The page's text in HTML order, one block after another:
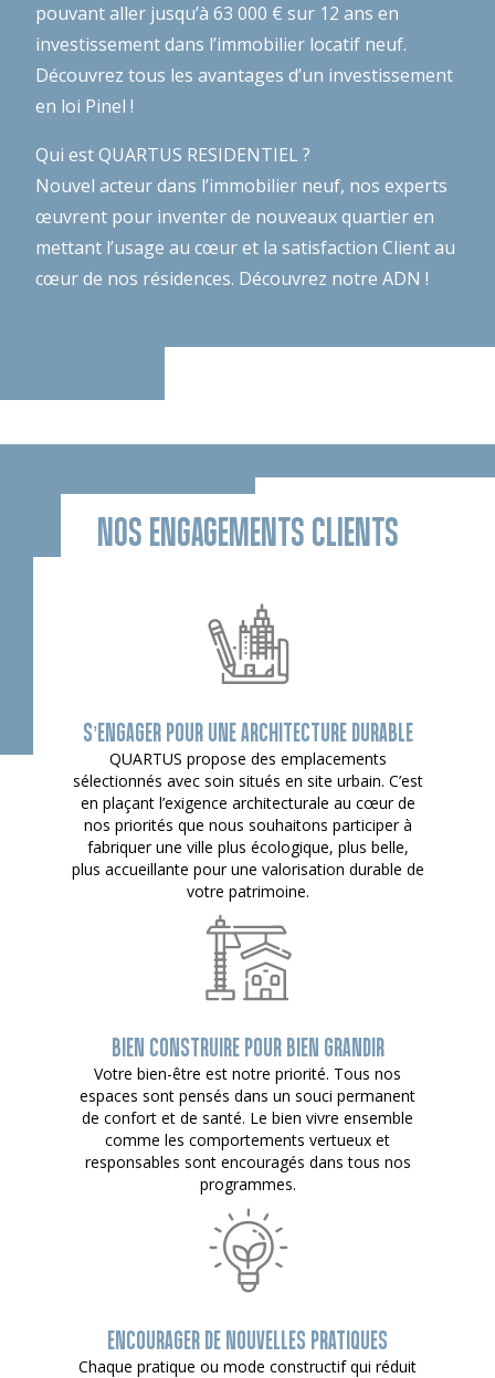
pouvant aller jusqu’à 63 000 € sur 12 ans en
investissement dans l’immobilier locatif neuf.
Découvrez tous les avantages d’un investissement
en loi Pinel !
Qui est QUARTUS RESIDENTIEL ?
Nouvel acteur dans l’immobilier neuf, nos experts
œuvrent pour inventer de nouveaux quartier en
mettant l’usage au cœur et la satisfaction Client au
cœur de nos résidences. Découvrez notre ADN !
NOS ENGAGEMENTS CLIENTS
S’ENGAGER POUR UNE ARCHITECTURE DURABLE
QUARTUS propose des emplacements
sélectionnés avec soin situés en site urbain. C’est
en plaçant l’exigence architecturale au cœur de
nos priorités que nous souhaitons participer à
fabriquer une ville plus écologique, plus belle,
plus accueillante pour une valorisation durable de
votre patrimoine.
BIEN CONSTRUIRE POUR BIEN GRANDIR
Votre bien-être est notre priorité. Tous nos
espaces sont pensés dans un souci permanent
de confort et de santé. Le bien vivre ensemble
comme les comportements vertueux et
responsables sont encouragés dans tous nos
programmes.
ENCOURAGER DE NOUVELLES PRATIQUES
Chaque pratique ou mode constructif qui réduit